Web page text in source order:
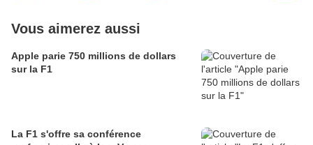
Vous aimerez aussi
Apple parie 750 millions de dollars
sur la F1
La F1 s'offre sa conférence